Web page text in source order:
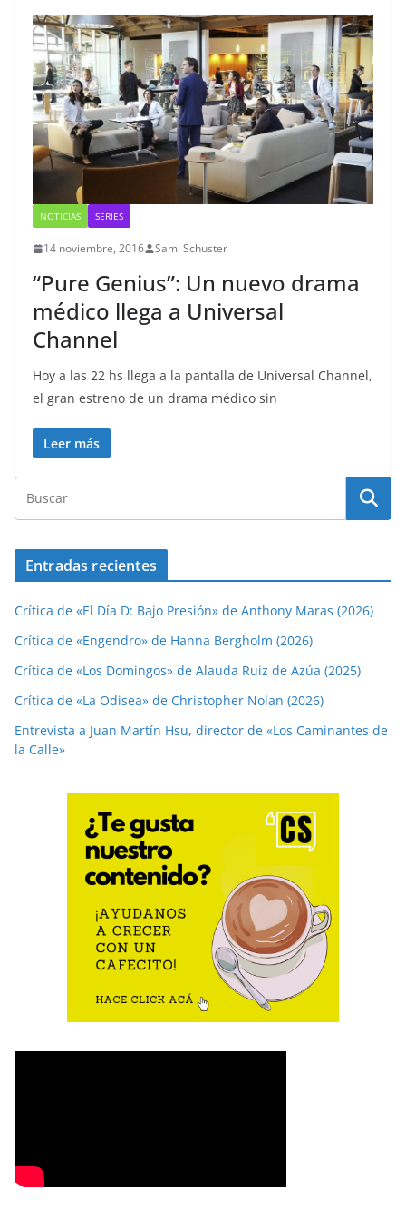
NOTICIAS SERIES
14 noviembre, 2016 Sami Schuster
“Pure Genius”: Un nuevo drama
médico llega a Universal
Channel
Hoy a las 22 hs llega a la pantalla de Universal Channel,
el gran estreno de un drama médico sin
Leer más
Entradas recientes
Crítica de «El Día D: Bajo Presión» de Anthony Maras (2026)
Crítica de «Engendro» de Hanna Bergholm (2026)
Crítica de «Los Domingos» de Alauda Ruiz de Azúa (2025)
Crítica de «La Odisea» de Christopher Nolan (2026)
Entrevista a Juan Martín Hsu, director de «Los Caminantes de
la Calle»